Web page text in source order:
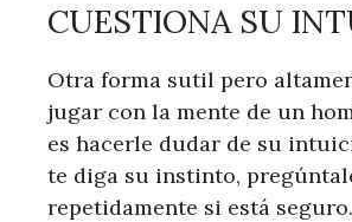
CUESTIONA SU
Otra forma sutil pero
jugar con la mente de un
es hacerle dudar de su
te diga su instinto,
repetidamente si está seguro.